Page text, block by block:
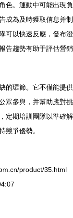
色。運動中可能出現負
成為及時獲取信息并制
可以快速反應，發布澄
告趨勢有助于評估營銷
的環節。它不僅能提供
眾參與，并幫助應對挑
定期培訓團隊以準確解
競爭優勢。
product/35.html